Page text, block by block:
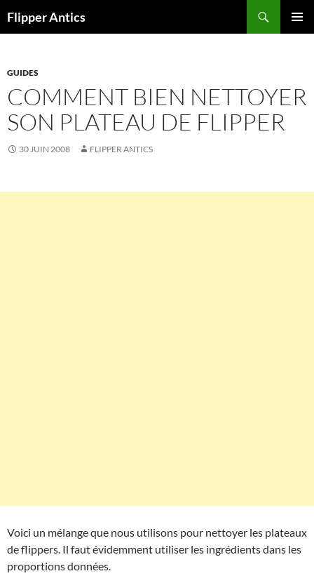
auFlipper Antics
GUIDES
COMMENT BIEN NETTOYER
SON PLATEAU DE FLIPPER
30 JUIN 2008 FLIPPER ANTICS
Voici un mélange que nous utilisons pour nettoyer les plateaux
de flippers. Il faut évidemment utiliser les ingrédients dans les
proportions données.